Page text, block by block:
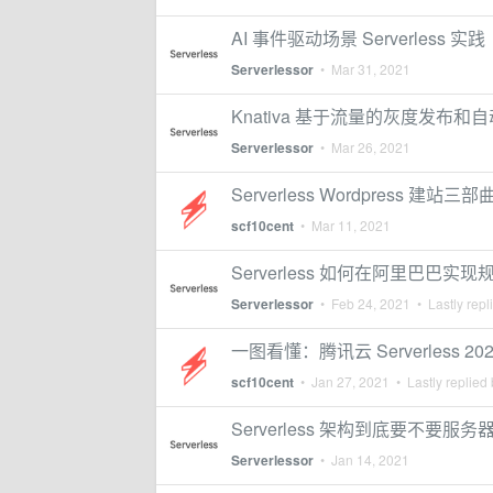
AI 事件驱动场景 Serverless 实践
Serverlessor • Mar 31, 2021
Knativa 基于流量的灰度发布和
Serverlessor • Mar 26, 2021
Serverless Wordpress 建站三部
scf10cent • Mar 11, 2021
Serverless 如何在阿里巴巴实现
Serverlessor • Feb 24, 2021 • Lastly
一图看懂：腾讯云 Serverless
scf10cent • Jan 27, 2021 • Lastly
Serverless 架构到底要不要服务
Serverlessor • Jan 14, 2021